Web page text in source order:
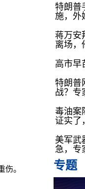
。
特朗普
施，外
蒋万安
离场，
高市早
特朗普
战？专
毒油案
证实了
美军武
急，专
专题